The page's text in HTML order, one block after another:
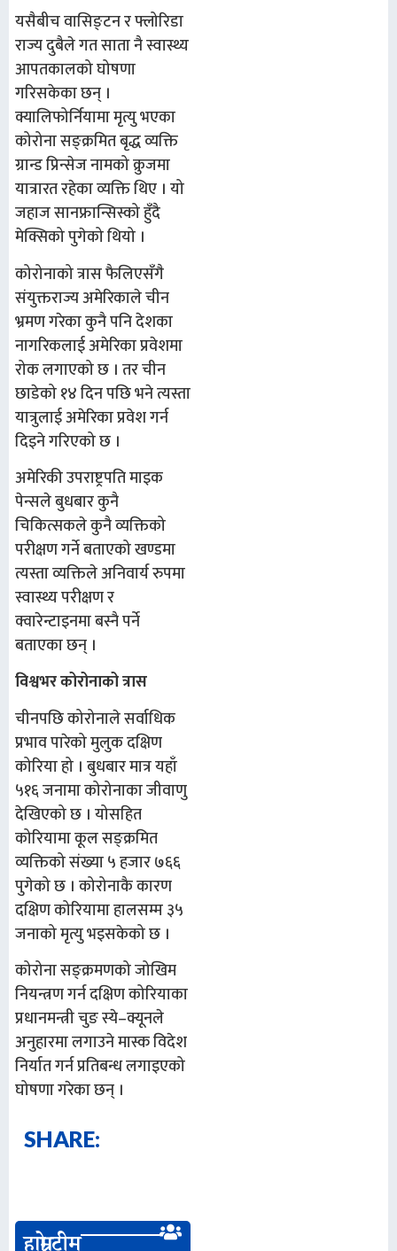
यसैबीच वासिङ्टन र फ्लोरिडा
राज्य दुबैले गत साता नै स्वास्थ्य
आपतकालको घोषणा
गरिसकेका छन् ।
क्यालिफोर्नियामा मृत्यु भएका
कोरोना सङ्क्रमित बृद्ध व्यक्ति
ग्रान्ड प्रिन्सेज नामको क्रुजमा
यात्रारत रहेका व्यक्ति थिए । यो
जहाज सानफ्रान्सिस्को हुँदै
मेक्सिको पुगेको थियो ।
कोरोनाको त्रास फैलिएसँगै
संयुक्तराज्य अमेरिकाले चीन
भ्रमण गरेका कुनै पनि देशका
नागरिकलाई अमेरिका प्रवेशमा
रोक लगाएको छ । तर चीन
छाडेको १४ दिन पछि भने त्यस्ता
यात्रुलाई अमेरिका प्रवेश गर्न
दिइने गरिएको छ ।
अमेरिकी उपराष्ट्रपति माइक
पेन्सले बुधबार कुनै
चिकित्सकले कुनै व्यक्तिको
परीक्षण गर्ने बताएको खण्डमा
त्यस्ता व्यक्तिले अनिवार्य रुपमा
स्वास्थ्य परीक्षण र
क्वारेन्टाइनमा बस्नै पर्ने
बताएका छन् ।
विश्वभर कोरोनाको त्रास
चीनपछि कोरोनाले सर्वाधिक
प्रभाव पारेको मुलुक दक्षिण
कोरिया हो । बुधबार मात्र यहाँ
५१६ जनामा कोरोनाका जीवाणु
देखिएको छ । योसहित
कोरियामा कूल सङ्क्रमित
व्यक्तिको संख्या ५ हजार ७६६
पुगेको छ । कोरोनाकै कारण
दक्षिण कोरियामा हालसम्म ३५
जनाको मृत्यु भइसकेको छ ।
कोरोना सङ्क्रमणको जोखिम
नियन्त्रण गर्न दक्षिण कोरियाका
प्रधानमन्त्री चुङ स्ये–क्यूनले
अनुहारमा लगाउने मास्क विदेश
निर्यात गर्न प्रतिबन्ध लगाइएको
घोषणा गरेका छन् ।
SHARE: